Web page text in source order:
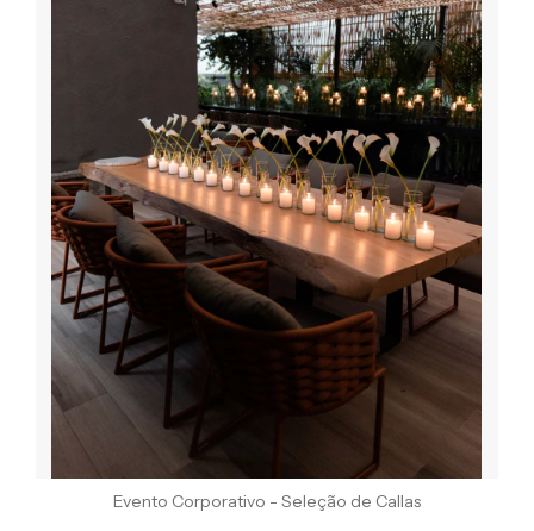
Evento Corporativo - Seleção de Callas